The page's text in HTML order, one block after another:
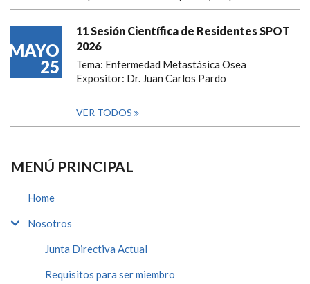
MAYO
25
11 Sesión Científica de Residentes SPOT
2026
Tema: Enfermedad Metastásica Osea
Expositor: Dr. Juan Carlos Pardo
VER TODOS
MENÚ PRINCIPAL
Home
Nosotros
Junta Directiva Actual
Requisitos para ser miembro